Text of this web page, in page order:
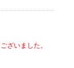
ざいました。